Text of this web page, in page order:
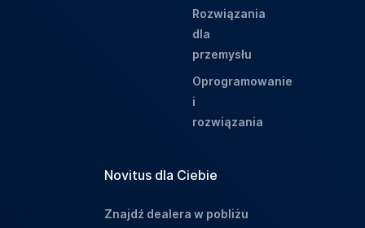
Rozwiązania
dla
przemysłu
Oprogramowanie
i
rozwiązania
Novitus dla Ciebie
Znajdź dealera w pobliżu